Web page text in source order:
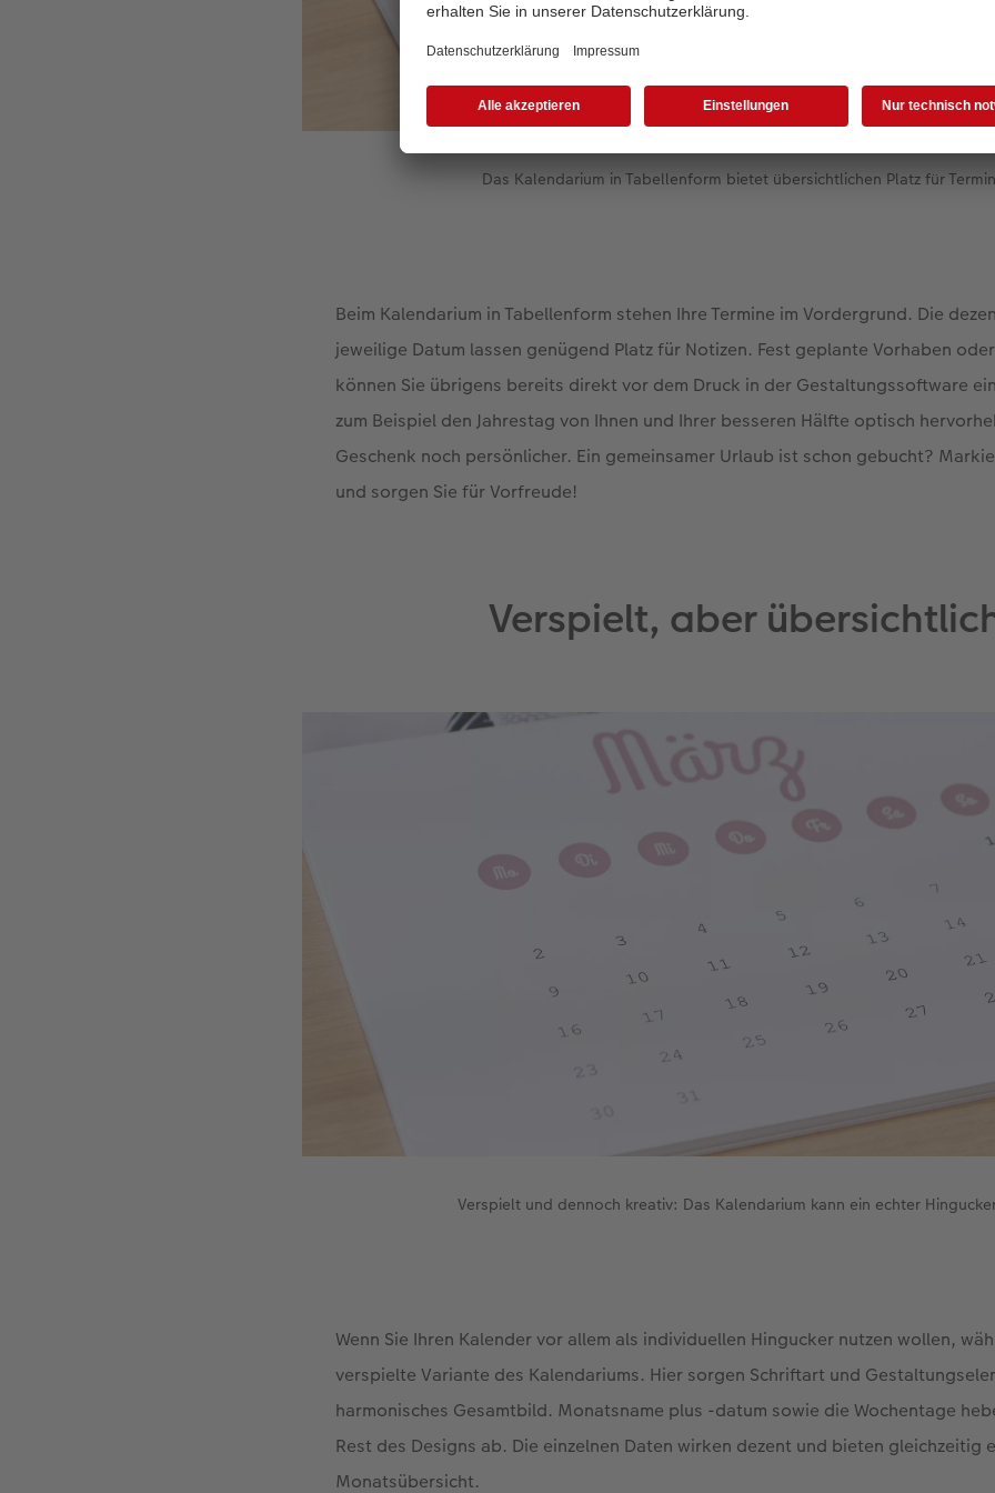
Das Kalendarium in Tabellenform bietet übersichtlichen Platz für
Beim Kalendarium in Tabellenform stehen Ihre Termine im Vordergrund. Die
jeweilige Datum lassen genügend Platz für Notizen. Fest geplante Vorhaben
können Sie übrigens bereits direkt vor dem Druck in der Gestaltungssoftware
zum Beispiel den Jahrestag von Ihnen und Ihrer besseren Hälfte optisch
Geschenk noch persönlicher. Ein gemeinsamer Urlaub ist schon gebucht?
und sorgen Sie für Vorfreude!
Verspielt, aber
Verspielt und dennoch kreativ: Das Kalendarium kann ein echter
Wenn Sie Ihren Kalender vor allem als individuellen Hingucker nutzen wollen,
verspielte Variante des Kalendariums. Hier sorgen Schriftart und
harmonisches Gesamtbild. Monatsname plus -datum sowie die Wochentage
Rest des Designs ab. Die einzelnen Daten wirken dezent und bieten gleichzeitig
Monatsübersicht.